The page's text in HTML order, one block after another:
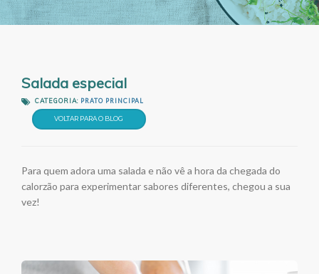
Salada especial
CATEGORIA: PRATO PRINCIPAL
VOLTAR PARA O BLOG
Para quem adora uma salada e não vê a hora da chegada do
calorzão para experimentar sabores diferentes, chegou a sua
vez!